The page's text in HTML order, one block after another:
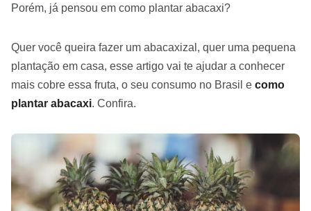
Porém, já pensou em como plantar abacaxi?
Quer você queira fazer um abacaxizal, quer uma pequena
plantação em casa, esse artigo vai te ajudar a conhecer
mais cobre essa fruta, o seu consumo no Brasil e como
plantar abacaxi. Confira.